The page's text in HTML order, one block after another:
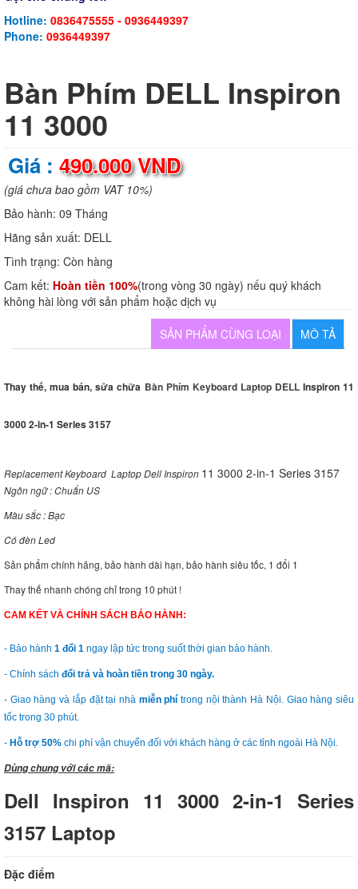
Hotline: 0836475555 - 0936449397
Phone: 0936449397
Bàn Phím DELL Inspiron
11 3000
Giá : 490.000 VND
(giá chưa bao gồm VAT 10%)
Bảo hành: 09 Tháng
Hãng sản xuất: DELL
Tình trạng: Còn hàng
Cam kết: Hoàn tiền 100%(trong vòng 30 ngày) nếu quý khách
không hài lòng với sản phẩm hoặc dịch vụ
MÔ TẢ
SẢN PHẨM CÙNG LOẠI
Thay thế, mua bán, sửa chữa Bàn Phím Keyboard Laptop DELLInspiron 11
3000 2-in-1 Series 3157
Replacement Keyboard Laptop Dell Inspiron 11 3000 2-in-1 Series 3157
Ngôn ngữ : Chuẩn US
Màu sắc : Bạc
Có đèn Led
Sản phẩm chính hãng, bảo hành dài hạn, bảo hành siêu tốc, 1 đổi 1
Thay thế nhanh chóng chỉ trong 10 phút !
CAM KẾT VÀ CHÍNH SÁCH BẢO HÀNH:
- Bảo hành 1 đổi 1 ngay lập tức trong suốt thời gian bảo hành.
- Chính sách đổi trả và hoàn tiền trong 30 ngày.
- Giao hàng và lắp đặt tại nhà miễn phí trong nội thành Hà Nội. Giao hàng siêu
tốc trong 30 phút.
- Hỗ trợ 50% chi phí vận chuyển đối với khách hàng ở các tỉnh ngoài Hà Nội.
Dùng chung với các mã:
Dell Inspiron 11 3000 2-in-1 Series
3157 Laptop
Đặc điểm